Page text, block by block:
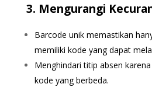
3. Mengurangi
Barcode unik memastikan
memiliki kode yang dapat
Menghindari titip absen
kode yang berbeda.